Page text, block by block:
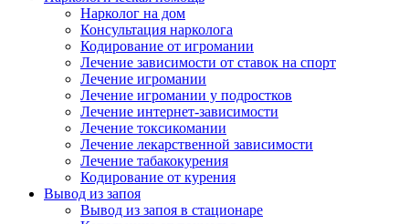
Нарколог на дом
Консультация нарколога
Кодирование от игромании
Лечение зависимости от ставок на спорт
Лечение игромании
Лечение игромании у подростков
Лечение интернет-зависимости
Лечение токсикомании
Лечение лекарственной зависимости
Лечение табакокурения
Кодирование от курения
Вывод из запоя
Вывод из запоя в стационаре